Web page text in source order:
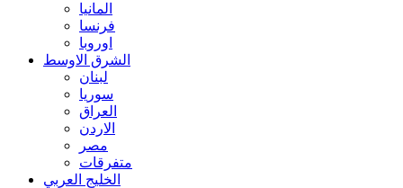
المانيا
فرنسا
اوروبا
الشرق الاوسط
لبنان
سوريا
العراق
الاردن
مصر
متفرقات
الخليج العربي